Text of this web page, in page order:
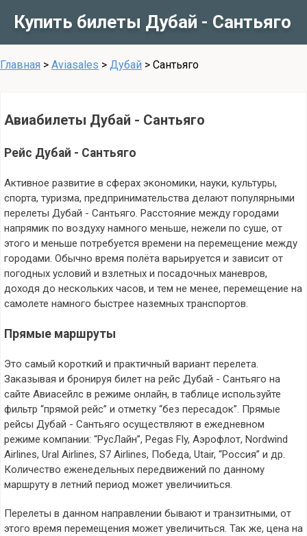
Купить билеты Дубай - Сантьяго
Главная > Aviasales > Дубай > Сантьяго
Авиабилеты Дубай - Сантьяго
Рейс Дубай - Сантьяго
Активное развитие в сферах экономики, науки, культуры,
спорта, туризма, предпринимательства делают популярными
перелеты Дубай - Сантьяго. Расстояние между городами
напрямик по воздуху намного меньше, нежели по суше, от
этого и меньше потребуется времени на перемещение между
городами. Обычно время полёта варьируется и зависит от
погодных условий и взлетных и посадочных маневров,
доходя до нескольких часов, и тем не менее, перемещение на
самолете намного быстрее наземных транспортов.
Прямые маршруты
Это самый короткий и практичный вариант перелета.
Заказывая и бронируя билет на рейс Дубай - Сантьяго на
сайте Авиасейлс в режиме онлайн, в таблице используйте
фильтр “прямой рейс” и отметку “без пересадок”. Прямые
рейсы Дубай - Сантьяго осуществляют в ежедневном
режиме компании: “РусЛайн”, Pegas Fly, Аэрофлот, Nordwind
Airlines, Ural Airlines, S7 Airlines, Победа, Utair, “Россия” и др.
Количество еженедельных передвижений по данному
маршруту в летний период может увеличииться.
Перелеты в данном направлении бывают и транзитными, от
этого время перемещения может увеличиться. Так же, цена на